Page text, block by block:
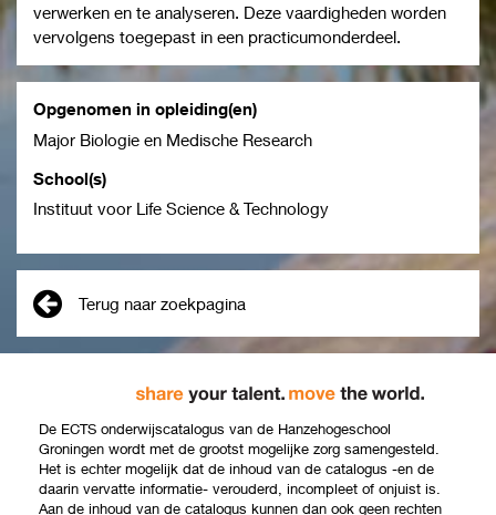
verwerken en te analyseren. Deze vaardigheden worden
vervolgens toegepast in een practicumonderdeel.
Opgenomen in opleiding(en)
Major Biologie en Medische Research
School(s)
Instituut voor Life Science & Technology
Terug naar zoekpagina
De ECTS onderwijscatalogus van de Hanzehogeschool
Groningen wordt met de grootst mogelijke zorg samengesteld.
Het is echter mogelijk dat de inhoud van de catalogus -en de
daarin vervatte informatie- verouderd, incompleet of onjuist is.
Aan de inhoud van de catalogus kunnen dan ook geen rechten